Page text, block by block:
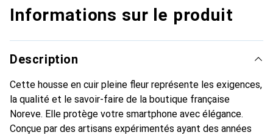
Informations sur le produit
Description
Cette housse en cuir pleine fleur représente les exigences,
la qualité et le savoir-faire de la boutique française
Noreve. Elle protège votre smartphone avec élégance.
Conçue par des artisans expérimentés ayant des années